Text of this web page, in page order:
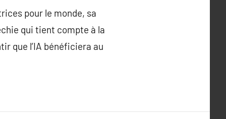
pour le monde, sa
qui tient compte à la
que l’IA bénéficiera au